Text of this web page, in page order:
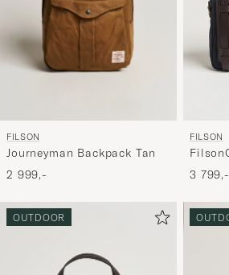
FILSON
Journeyman Backpack Tan
2 999,-
FILSON
3 799,-
OUTDOOR